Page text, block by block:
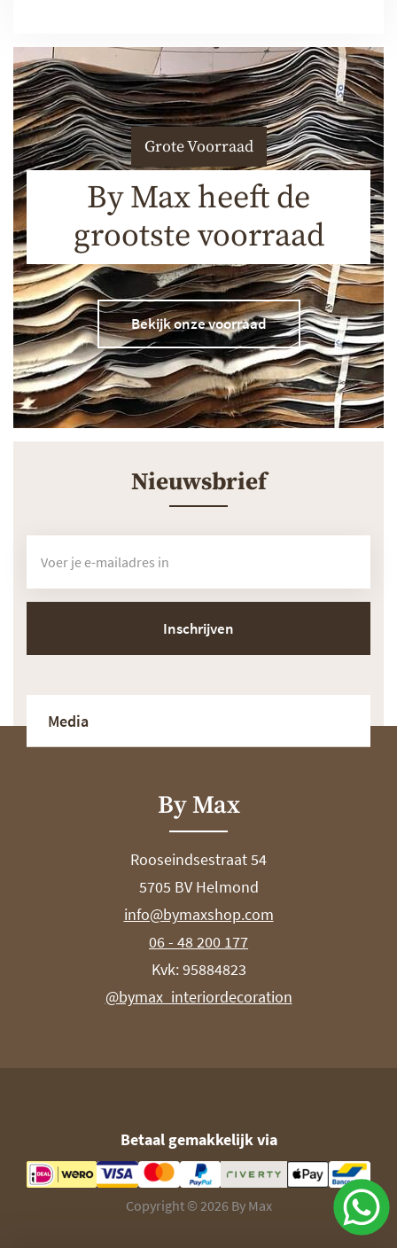
Grote Voorraad
By Max heeft de
grootste voorraad
Bekijk onze voorraad
Nieuwsbrief
Inschrijven
Media
By Max
Rooseindsestraat 54
5705 BV Helmond
info@bymaxshop.com
06 - 48 200 177
Kvk: 95884823
@bymax_interiordecoration
Betaal gemakkelijk via
Copyright © 2026 By Max